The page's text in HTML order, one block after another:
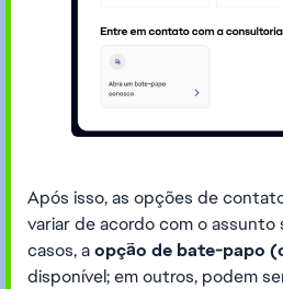
Após isso, as opções de
variar de acordo com o assunto
casos, aopção de bate-papo
disponível; em outros, podem